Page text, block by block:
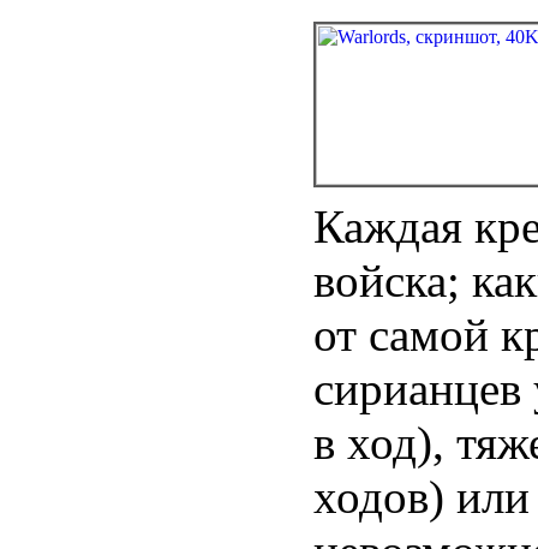
Каждая
войска;
от самой
сирианцев
в ход),
ходов)